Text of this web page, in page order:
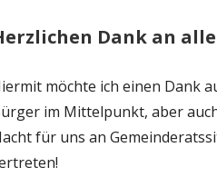
Dank an
möchte ich einen Dank
im Mittelpunkt, aber
für uns an